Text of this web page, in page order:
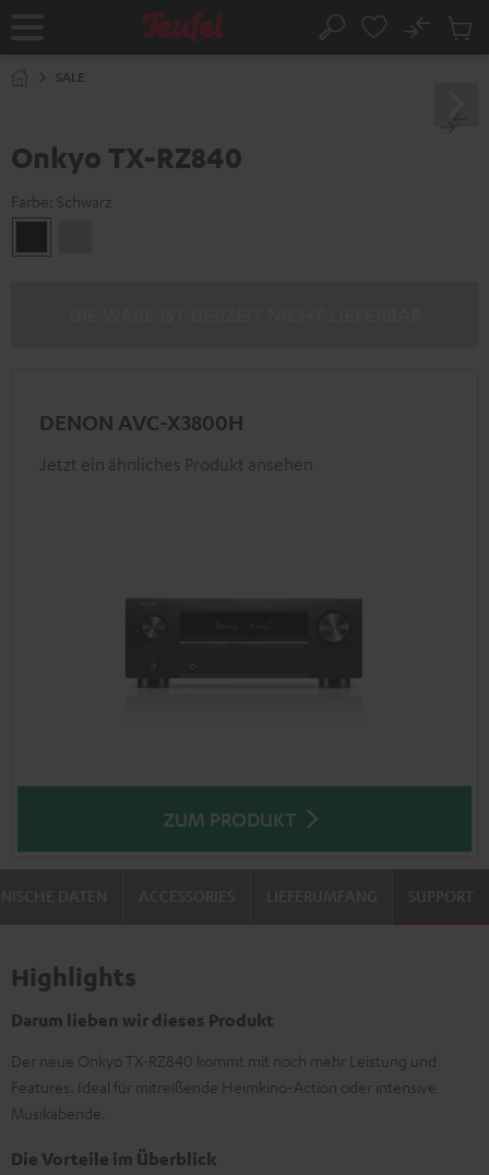
Startseite Suche
No
SALE
Onkyo TX-RZ840
Farbe: Schwarz
DENON AVC-X3800H
Jetzt ein ähnliches Produkt ansehen
ZUM PRODUKT
SUPPORT
Highlights
Darum lieben wir dieses Produkt
Der neue Onkyo TX-RZ840 kommt mit noch mehr Leistung und
Features. Ideal für mitreißende Heimkino-Action oder intensive
Musikabende.
Die Vorteile im Überblick